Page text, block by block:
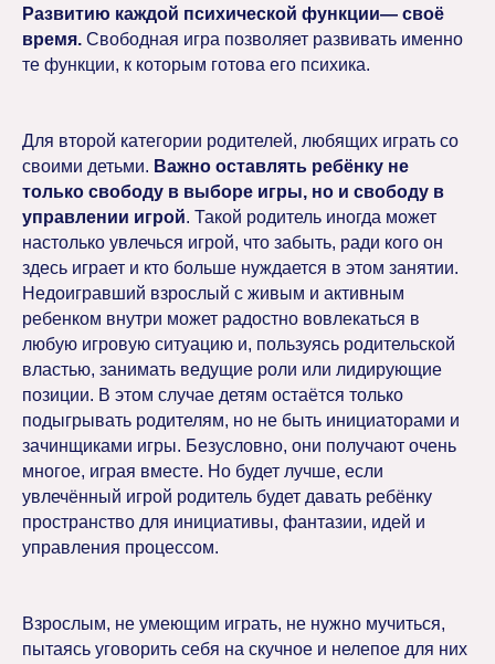
Развитию каждой психической функции— своё
время. Свободная игра позволяет развивать именно
те функции, к которым готова его психика.
Для второй категории родителей, любящих играть со
своими детьми. Важно оставлять ребёнку не
только свободу в выборе игры, но и свободу в
управлении игрой. Такой родитель иногда может
настолько увлечься игрой, что забыть, ради кого он
здесь играет и кто больше нуждается в этом занятии.
Недоигравший взрослый с живым и активным
ребенком внутри может радостно вовлекаться в
любую игровую ситуацию и, пользуясь родительской
властью, занимать ведущие роли или лидирующие
позиции. В этом случае детям остаётся только
подыгрывать родителям, но не быть инициаторами и
зачинщиками игры. Безусловно, они получают очень
многое, играя вместе. Но будет лучше, если
увлечённый игрой родитель будет давать ребёнку
пространство для инициативы, фантазии, идей и
управления процессом.
Взрослым, не умеющим играть, не нужно мучиться,
пытаясь уговорить себя на скучное и нелепое для них